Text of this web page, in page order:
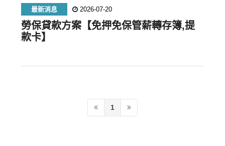
最新消息 2026-07-20
勞保貸款方案【免押免保管薪轉存簿,提
款卡】
1